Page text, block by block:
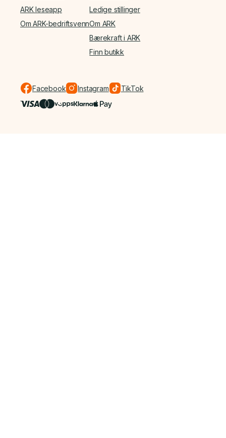
ARK leseapp
Om ARK-bedriftsvenn
Ledige stillinger
Om ARK
Bærekraft i ARK
Finn butikk
Facebook Instagram TikTok